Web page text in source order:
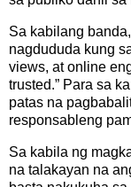
Sa kabilang
nagdududa kung
views, at online
trusted.” Para sa
patas na
responsableng
Sa kabila ng
na talakayan na